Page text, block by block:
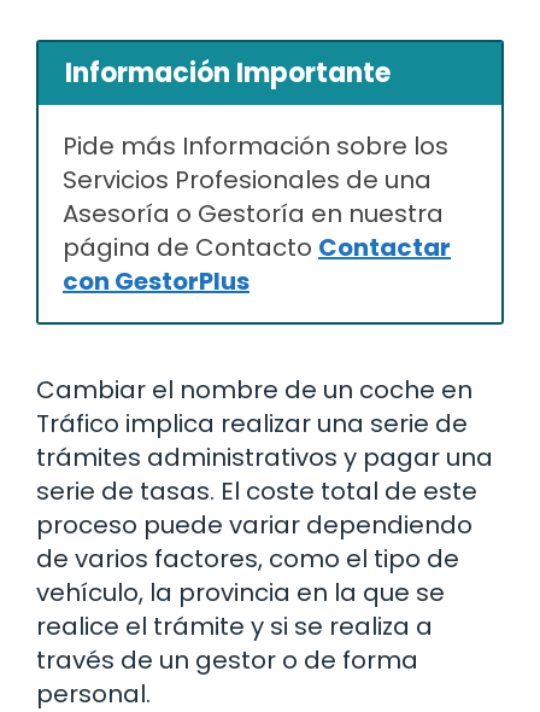
Información Importante
Pide más Información sobre los
Servicios Profesionales de una
Asesoría o Gestoría en nuestra
página de Contacto Contactar
con GestorPlus
Cambiar el nombre de un coche en
Tráfico implica realizar una serie de
trámites administrativos y pagar una
serie de tasas. El coste total de este
proceso puede variar dependiendo
de varios factores, como el tipo de
vehículo, la provincia en la que se
realice el trámite y si se realiza a
través de un gestor o de forma
personal.